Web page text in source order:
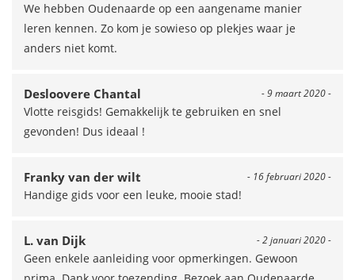
We hebben Oudenaarde op een aangename manier
leren kennen. Zo kom je sowieso op plekjes waar je
anders niet komt.
- 9 maart 2020 -
Desloovere Chantal
Vlotte reisgids! Gemakkelijk te gebruiken en snel
gevonden! Dus ideaal !
- 16 februari 2020 -
Franky van der wilt
Handige gids voor een leuke, mooie stad!
- 2 januari 2020 -
L. van Dijk
Geen enkele aanleiding voor opmerkingen. Gewoon